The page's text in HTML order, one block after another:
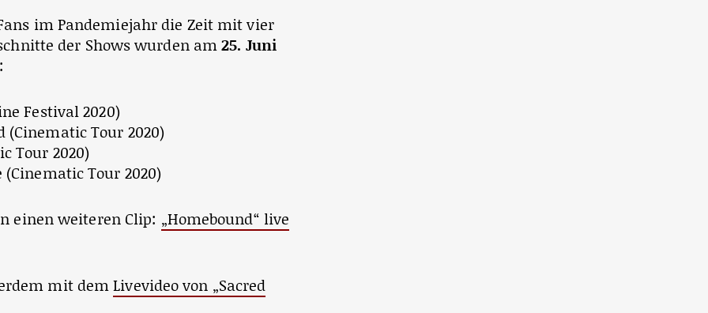
im Pandemiejahr die Zeit mit vier
der Shows wurden am25. Juni
Festival 2020)
Tour 2020)
Tour 2020)
Tour 2020)
einen weiteren Clip: „Homebound“ live
mit demLivevideo von „Sacred